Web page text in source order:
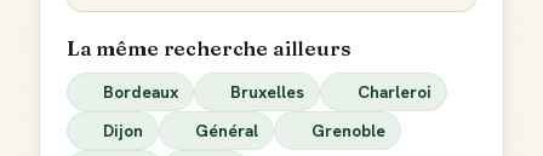
La même recherche ailleurs
Bordeaux Bruxelles
Charleroi
Dijon
Général
Grenoble